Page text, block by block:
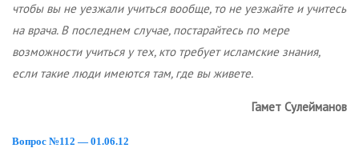
чтобы вы не уезжали учиться вообще, то не уезжайте и учитесь
на врача. В последнем случае, постарайтесь по мере
возможности учиться у тех, кто требует исламские знания,
если такие люди имеются там, где вы живете.
Гамет Сулейманов
Вопрос №112 — 01.06.12